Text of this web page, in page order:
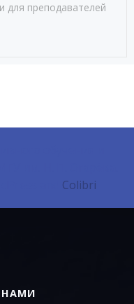
для преподавателей
Colibri
НАМИ